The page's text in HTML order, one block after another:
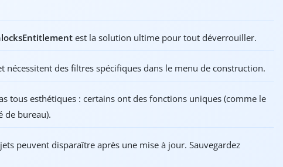
est la solution ultime pour tout déverrouiller.
nécessitent des filtres spécifiques dans le menu de construction.
tous esthétiques : certains ont des fonctions uniques (comme le
de bureau).
peuvent disparaître après une mise à jour. Sauvegardez